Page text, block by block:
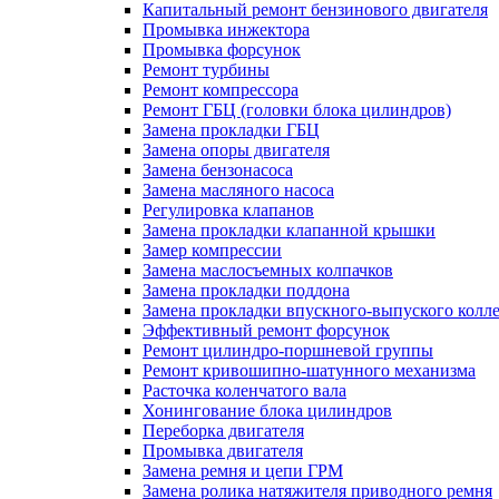
Капитальный ремонт бензинового двигателя
Промывка инжектора
Промывка форсунок
Ремонт турбины
Ремонт компрессора
Ремонт ГБЦ (головки блока цилиндров)
Замена прокладки ГБЦ
Замена опоры двигателя
Замена бензонасоса
Замена масляного насоса
Регулировка клапанов
Замена прокладки клапанной крышки
Замер компрессии
Замена маслосъемных колпачков
Замена прокладки поддона
Замена прокладки впускного-выпуского
Эффективный ремонт форсунок
Ремонт цилиндро-поршневой группы
Ремонт кривошипно-шатунного механизма
Расточка коленчатого вала
Хонингование блока цилиндров
Переборка двигателя
Промывка двигателя
Замена ремня и цепи ГРМ
Замена ролика натяжителя приводного ремня